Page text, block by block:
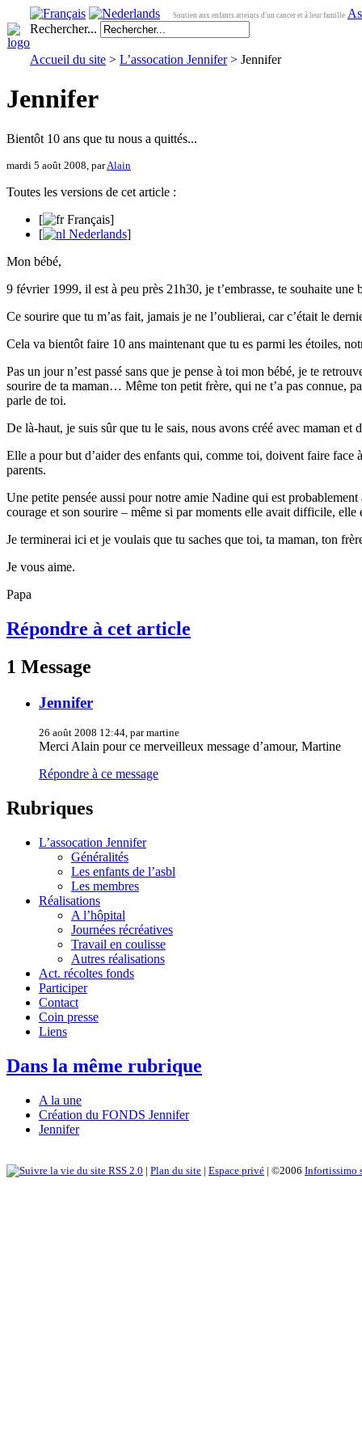
Soutien aux enfants atteints d'un cancer et à leur famille
Rechercher...
Accueil du site > L’assocation Jennifer> Jennifer
Jennifer
Bientôt 10 ans que tu nous a quittés...
mardi 5 août 2008, parAlain
Toutes les versions de cet article :
[
Français]
[
Nederlands]
Mon bébé,
9 février 1999, il est à peu près 21h30, je t’embrasse, te souhaite une
Ce sourire que tu m’as fait, jamais je ne l’oublierai, car c’était le
Cela va bientôt faire 10 ans maintenant que tu es parmi les étoiles,
Pas un jour n’est passé sans que je pense à toi mon bébé, je te
sourire de ta maman… Même ton petit frère, qui ne t’a pas connue,
parle de toi.
De là-haut, je suis sûr que tu le sais, nous avons créé avec maman
Elle a pour but d’aider des enfants qui, comme toi, doivent faire face
parents.
Une petite pensée aussi pour notre amie Nadine qui est
courage et son sourire – même si par moments elle avait difficile, elle
Je terminerai ici et je voulais que tu saches que toi, ta maman, ton
Je vous aime.
Papa
Répondre à cet article
1 Message
Jennifer
26 août 2008 12:44, par martine
Merci Alain pour ce merveilleux message d’amour, Martine
Répondre à ce message
Rubriques
L’assocation Jennifer
Généralités
Les enfants de l’asbl
Les membres
Réalisations
A l’hôpital
Journées récréatives
Travail en coulisse
Autres réalisations
Act. récoltes fonds
Participer
Contact
Coin presse
Liens
Dans la même rubrique
A la une
Création du FONDS Jennifer
Jennifer
RSS 2.0 | Plan du site | Espace privé | ©2006 Infortissimo